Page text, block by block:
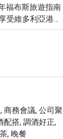
福布斯旅遊指南
受維多利亞港的
味，口感極
商務會議, 公司聚
配搭, 調酒好正,
, 晚餐